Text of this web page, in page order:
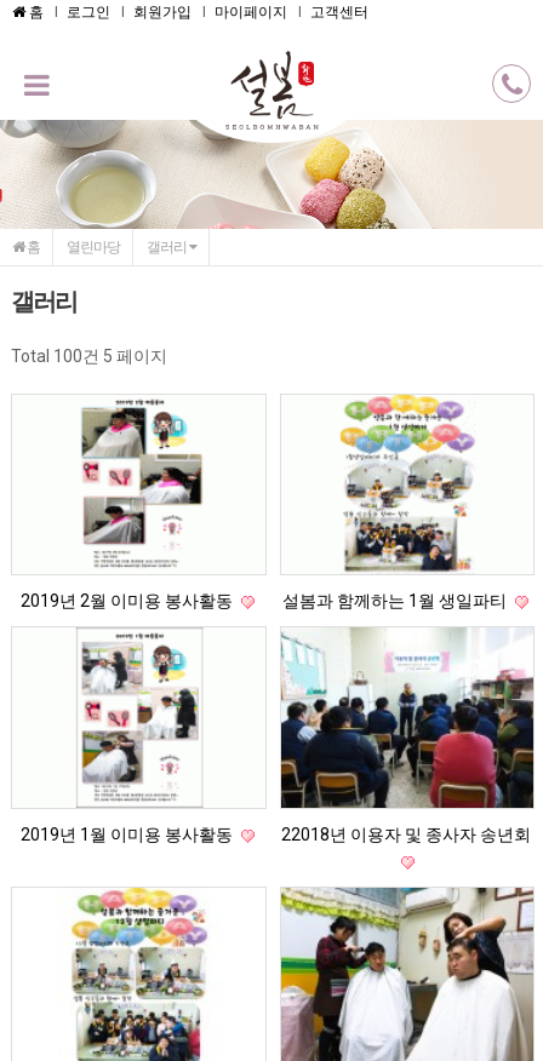
메인콘텐츠 바로가기
홈 로그인 회원가입 마이페이지 고객센터
홈 열린마당 갤러리
갤러리
Total 100건 5 페이지
2019년 2월 이미용 봉사활동 설봄과 함께하는 1월 생일파티
2019년 1월 이미용 봉사활동 22018년 이용자 및 종사자 송년회